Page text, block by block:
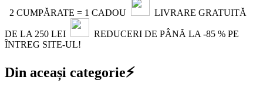
2 CUMPĂRATE = 1 CADOU LIVRARE GRATUITĂ
DE LA 250 LEI
REDUCERI DE PÂNĂ LA -85 % PE
ÎNTREG SITE-UL!
Din aceași categorie⚡